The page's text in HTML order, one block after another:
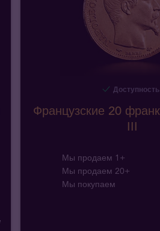
Доступность
Французские 20
III
Мы продаем 1+
Мы продаем 20+
Мы покупаем